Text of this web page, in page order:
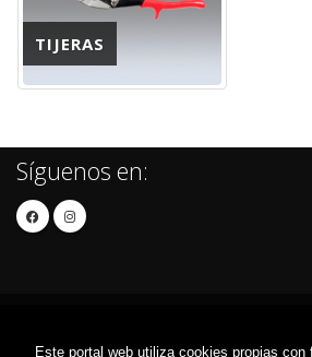
Este portal web utiliza cookies propias con
TIJERAS
Síguenos en: